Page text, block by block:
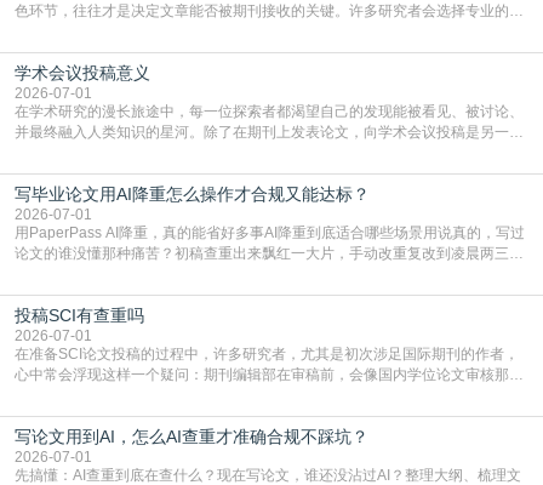
色环节，往往才是决定文章能否被期刊接收的关键。许多研究者会选择专业的语
质量，更能在此过程中深化对学术写作的理解。如何系统、高效地打磨自己的论
文，使其在语言和学术表达上更符合国际期刊的要求，是每位研究者值得投入学
习的技能。本篇AEIC学术交流中心小编就为大家介
学术会议投稿意义
2026-07-01
在学术研究的漫长旅途中，每一位探索者都渴望自己的发现能被看见、被讨论、
并最终融入人类知识的星河。除了在期刊上发表论文，向学术会议投稿是另一个
广阔学术天地的大门，连接着个体研究与社会网络。本篇AEIC学术交流中心小编
就为大家介绍“学术会议投稿意义”。一、加速研究成果的传播与反馈学术会议通
常具有周期短、时效性强的特点。相比期刊漫长的
写毕业论文用AI降重怎么操作才合规又能达标？
2026-07-01
用PaperPass AI降重，真的能省好多事AI降重到底适合哪些场景用说真的，写过
论文的谁没懂那种痛苦？初稿查重出来飘红一大片，手动改重复改到凌晨两三
到秃头。这时候靠谱的AI降重真的就是救命稻草，选对工具，半天就能搞定你两
三天都做不完的事。不是所有人都需要用AI降重，但如果你符合下面这些场景，
真的可以试试：初稿写完重复率远超要
投稿SCI有查重吗
2026-07-01
在准备SCI论文投稿的过程中，许多研究者，尤其是初次涉足国际期刊的作者，
心中常会浮现这样一个疑问：期刊编辑部在审稿前，会像国内学位论文审核那
论文的初审通过率。实际上，SCI期刊对重复内容的审查是严谨投稿流程中不可
或缺的一环。本篇AEIC学术交流中心小编就为大家介绍“投稿SCI有查重吗”。
一、查重是标准流程答案是明确的：绝大多数S
写论文用到AI，怎么AI查重才准确合规不踩坑？
2026-07-01
先搞懂：AI查重到底在查什么？现在写论文，谁还没沾过AI？整理大纲、梳理文